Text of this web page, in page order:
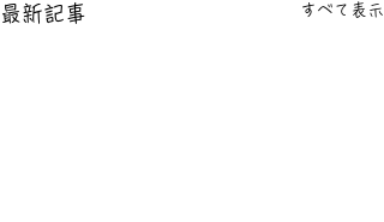
最新記事 すべて表示